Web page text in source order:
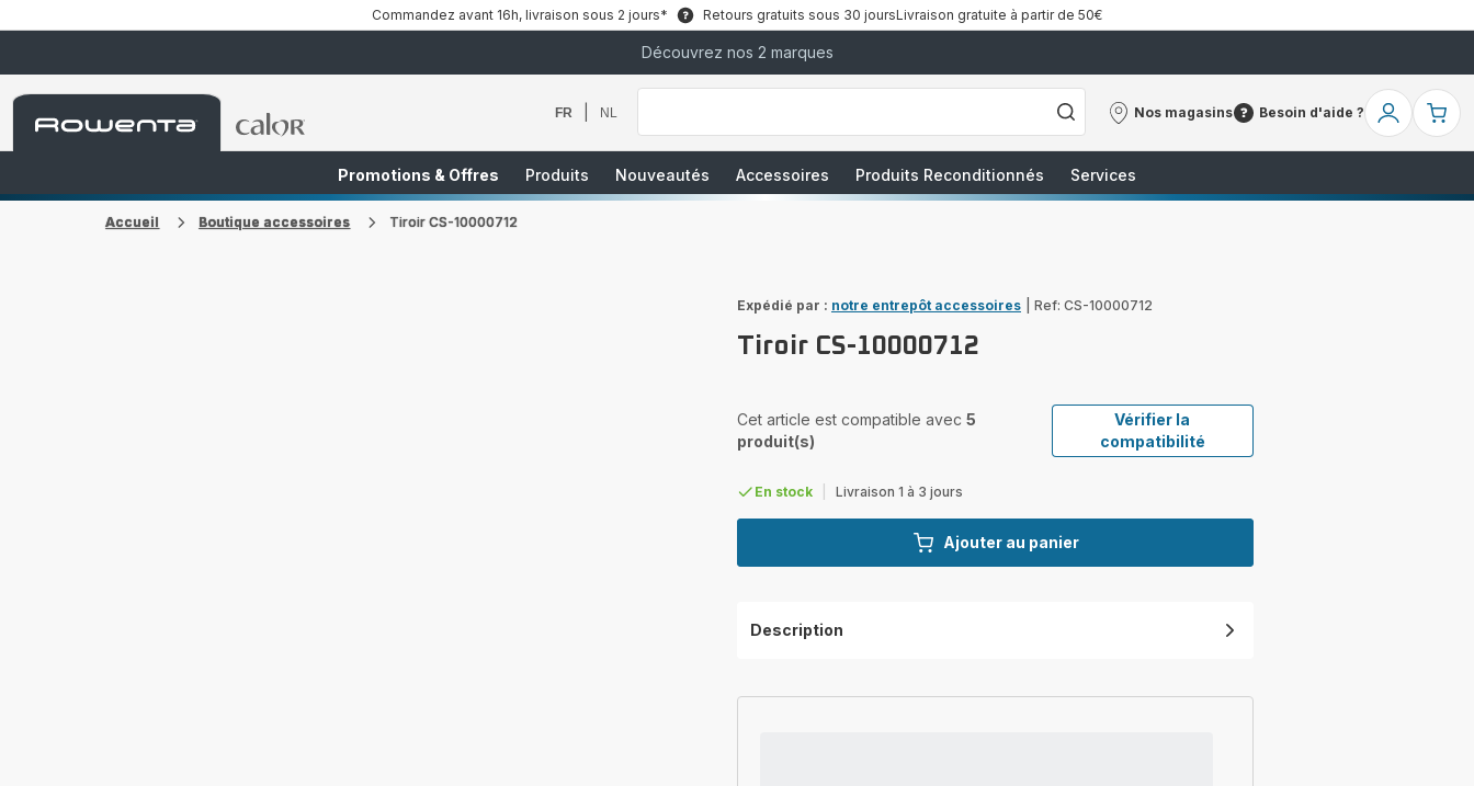
Commandez avant 16h, livraison sous 2 jours* Retours gratuits sous 30 joursLivraison gratuite à partir de 50€
Découvrez nos 2 marques
Accueil
Rowenta
Accueil
FR NL
Que
recherchez-
Nos magasins
Nos
Besoin d'aide ?
Besoin
Mon
Promotions & Offres
Produits Nouveautés Accessoires Produits Reconditionnés Services
Accueil Boutique accessoires Tiroir CS-10000712
Expédié par : notre entrepôt accessoires Ref: CS-10000712
Tiroir CS-10000712
Cet article est compatible avec 5
produit(s)
Vérifier la
compatibilité
En stock Livraison 1 à 3 jours
Ajouter au panier
Description